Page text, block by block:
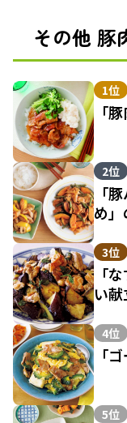
その他 豚
1位
「
2位
「
め
3位
「
い献
4位
「
5位